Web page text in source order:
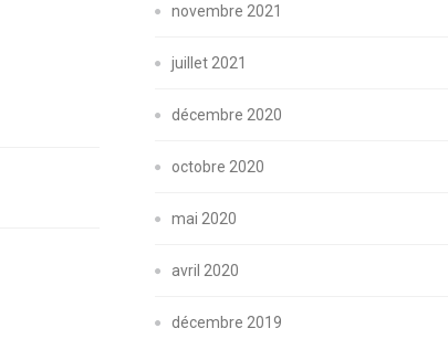
novembre 2021
juillet 2021
décembre 2020
octobre 2020
mai 2020
avril 2020
décembre 2019